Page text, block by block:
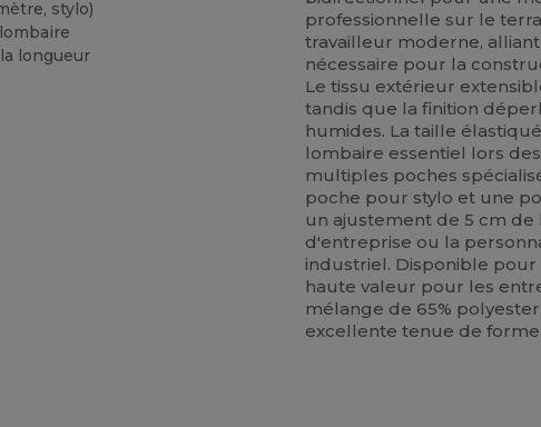
stylo)
longueur
professionnelle sur le
travailleur moderne,
nécessaire pour la
Le tissu extérieur
tandis que la finition
humides. La taille
lombaire essentiel lors
multiples poches
poche pour stylo et une
un ajustement de 5 cm
d'entreprise ou la
industriel. Disponible
haute valeur pour les
mélange de 65%
excellente tenue de